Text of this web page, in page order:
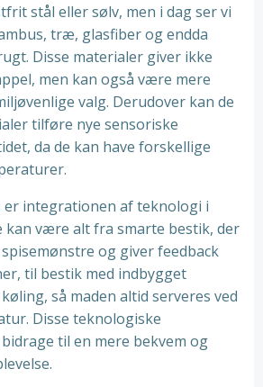
stål eller sølv, men i dag ser vi
træ, glasfiber og endda
Disse materialer giver ikke
men kan også være mere
valg. Derudover kan de
tilføre nye sensoriske
da de kan have forskellige
er integrationen af teknologi i
kan være alt fra smarte bestik, der
og giver feedback
til bestik med indbygget
så maden altid serveres ved
Disse teknologiske
til en mere bekvem og